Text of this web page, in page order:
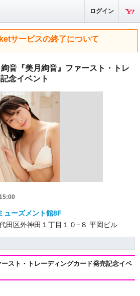
ログイン
サービスの終了について
音『美月絢音』ファースト・トレ
念イベント
ューズメント館8F
田区外神田１丁目１０−８ 平岡ビル
スト・トレーディングカード発売記念イベ